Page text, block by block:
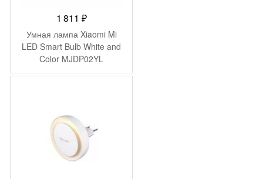
1 811 ₽
Умная лампа Xiaomi Mi
LED Smart Bulb White and
Color MJDP02YL
(GPX4014GL)